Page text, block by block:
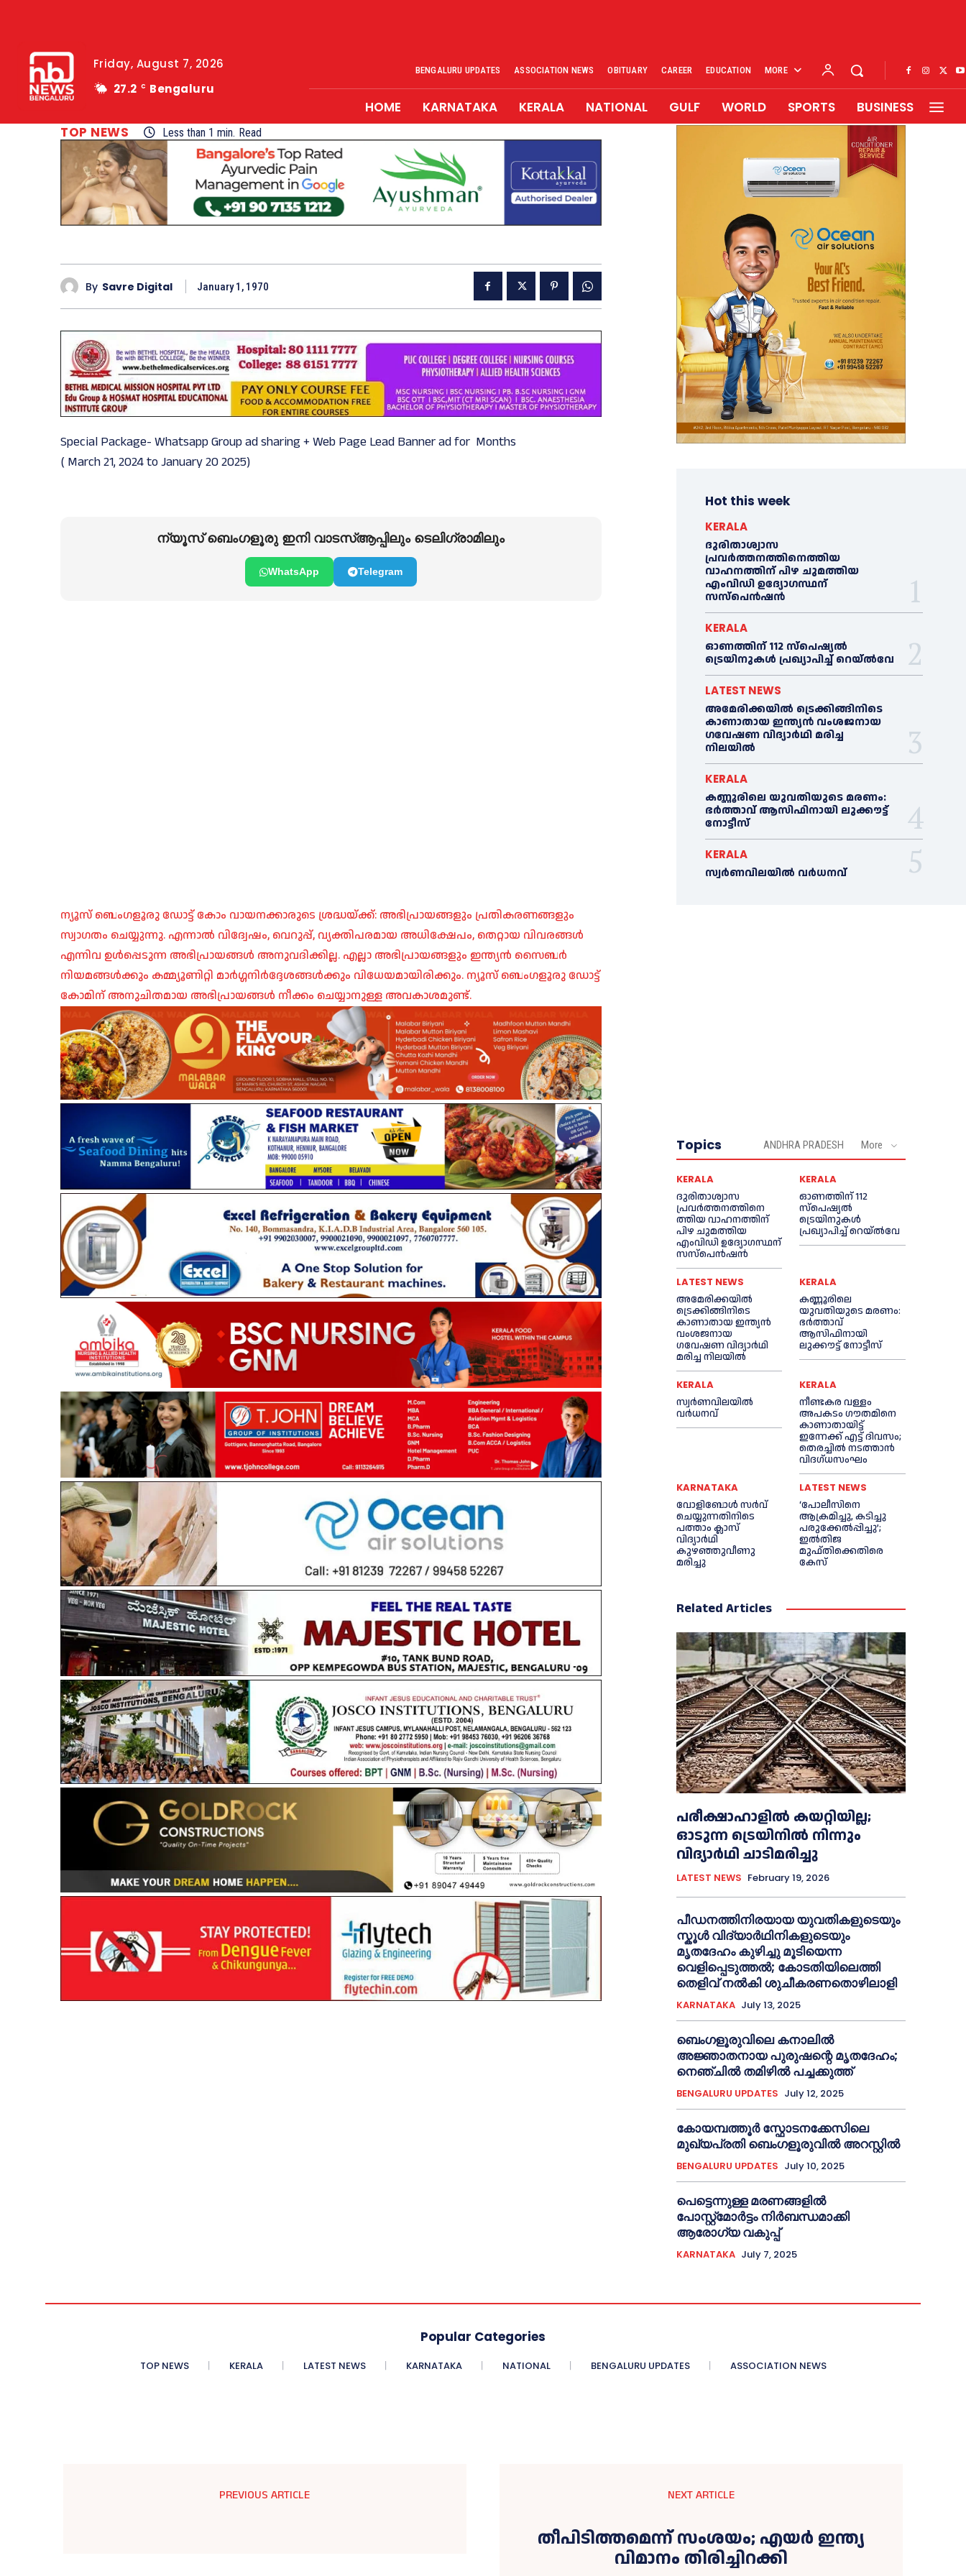
Friday, August 7, 2026
27.2 C Bengaluru
BENGALURU UPDATES ASSOCIATION NEWS OBITUARY CAREER EDUCATION MORE
HOME KARNATAKA KERALA NATIONAL GULF WORLD SPORTS
BUSINESS
TOP NEWS
Less than 1 min. Read
By Savre Digital January 1, 1970
Special Package- Whatsapp Group ad sharing + Web Page Lead Banner ad for Months
( March 21, 2024 to January 20 2025)
ന്യൂസ് ബെംഗളൂരു ഇനി വാടസ്ആപ്പിലും ടെലിഗ്രാമിലും
WhatsApp Telegram
ന്യൂസ് ബെംഗളൂരു ഡോട്ട് കോം വായനക്കാരുടെ ശ്രദ്ധയ്ക്ക്: അഭിപ്രായങ്ങളും പ്രതികരണങ്ങളും
സ്വാഗതം ചെയ്യുന്നു. എന്നാൽ വിദ്വേഷം, വെറുപ്പ്, വ്യക്തിപരമായ അധിക്ഷേപം, തെറ്റായ വിവരങ്ങൾ
എന്നിവ ഉൾപ്പെടുന്ന അഭിപ്രായങ്ങൾ അനുവദിക്കില്ല. എല്ലാ അഭിപ്രായങ്ങളും ഇന്ത്യൻ സൈബർ
നിയമങ്ങൾക്കും കമ്മ്യൂണിറ്റി മാർഗ്ഗനിർദ്ദേശങ്ങൾക്കും വിധേയമായിരിക്കും. ന്യൂസ് ബെംഗളൂരു ഡോട്ട്
കോമിന് അനുചിതമായ അഭിപ്രായങ്ങൾ നീക്കം ചെയ്യാനുള്ള അവകാശമുണ്ട്.
Hot this week
KERALA
ദുരിതാശ്വാസ
പ്രവര്‍ത്തനത്തിനെത്തിയ
വാഹനത്തിന് പിഴ ചുമത്തിയ
എംവിഡി ഉദ്യോഗസ്ഥന്
സസ്പെൻഷൻ
KERALA
ഓണത്തിന് 112 സ്പെഷ്യല്‍
ട്രെയിനുകള്‍ പ്രഖ്യാപിച്ച്‌ റെയ്ല്‍വേ
LATEST NEWS
അമേരിക്കയില്‍ ട്രെക്കിങ്ങിനിടെ
കാണാതായ ഇന്ത്യൻ വംശജനായ
ഗവേഷണ വിദ്യാര്‍ഥി മരിച്ച
നിലയില്‍
KERALA
കണ്ണൂരിലെ യുവതിയുടെ മരണം:
ഭര്‍ത്താവ് ആസിഫിനായി ലുക്കൗട്ട്
നോട്ടീസ്
KERALA
സ്വർണവിലയിൽ വർധനവ്
Topics ANDHRA PRADESH More
KERALA
ദുരിതാശ്വാസ
പ്രവര്‍ത്തനത്തിനെ
ത്തിയ വാഹനത്തിന്
പിഴ ചുമത്തിയ
എംവിഡി ഉദ്യോഗസ്ഥന്
സസ്പെൻഷൻ
KERALA
ഓണത്തിന് 112
സ്പെഷ്യല്‍
ട്രെയിനുകള്‍
പ്രഖ്യാപിച്ച്‌ റെയ്ല്‍വേ
LATEST NEWS
അമേരിക്കയില്‍
ട്രെക്കിങ്ങിനിടെ
കാണാതായ ഇന്ത്യൻ
വംശജനായ
ഗവേഷണ വിദ്യാര്‍ഥി
മരിച്ച നിലയില്‍
KERALA
കണ്ണൂരിലെ
യുവതിയുടെ മരണം:
ഭര്‍ത്താവ്
ആസിഫിനായി
ലുക്കൗട്ട് നോട്ടീസ്
KERALA
സ്വർണവിലയിൽ
വർധനവ്
KERALA
നീണ്ടകര വള്ളം
അപകടം ഗൗതമിനെ
കാണാതായിട്ട്
ഇന്നേക്ക് എട്ട് ദിവസം;
തെരച്ചില്‍ നടത്താൻ
വിദഗ്ധസംഘം
KARNATAKA
വോളിബോൾ സർവ്
ചെയ്യുന്നതിനിടെ
പത്താം ക്ലാസ്
വിദ്യാർഥി
കുഴഞ്ഞുവീണു
മരിച്ചു
LATEST NEWS
‘പോലീസിനെ
ആക്രമിച്ചു, കടിച്ചു
പരുക്കേല്‍പ്പിച്ചു’;
ഇല്‍തിജ
മുഫ്തിക്കെതിരെ
കേസ്
Related Articles
പരീക്ഷാഹാളിൽ കയറ്റിയില്ല;
ഓടുന്ന ട്രെയിനിൽ നിന്നും
വിദ്യാർഥി ചാടിമരിച്ചു
LATEST NEWS February 19, 2026
പീഡനത്തിനിരയായ യുവതികളുടെയും
സ്കൂൾ വിദ്യാർഥിനികളുടെയും
മൃതദേഹം കുഴിച്ചു മൂടിയെന്ന
വെളിപ്പെടുത്തൽ; കോടതിയിലെത്തി
തെളിവ് നൽകി ശുചീകരണതൊഴിലാളി
KARNATAKA July 13, 2025
ബെംഗളൂരുവിലെ കനാലിൽ
അജ്ഞാതനായ പുരുഷന്റെ മൃതദേഹം;
നെഞ്ചിൽ തമിഴിൽ പച്ചക്കുത്ത്
BENGALURU UPDATES July 12, 2025
കോയമ്പത്തൂർ സ്ഫോടനക്കേസിലെ
മുഖ്യപ്രതി ബെംഗളൂരുവിൽ അറസ്റ്റിൽ
BENGALURU UPDATES July 10, 2025
പെട്ടെന്നുള്ള മരണങ്ങളിൽ
പോസ്റ്റ്മോർട്ടം നിർബന്ധമാക്കി
ആരോഗ്യ വകുപ്പ്
KARNATAKA July 7, 2025
Popular Categories
TOP NEWS KERALA LATEST NEWS KARNATAKA NATIONAL BENGALURU UPDATES ASSOCIATION NEWS
PREVIOUS ARTICLE NEXT ARTICLE
തീപിടിത്തമെന്ന് സംശയം; എയർ ഇന്ത്യ
വിമാനം തിരിച്ചിറക്കി